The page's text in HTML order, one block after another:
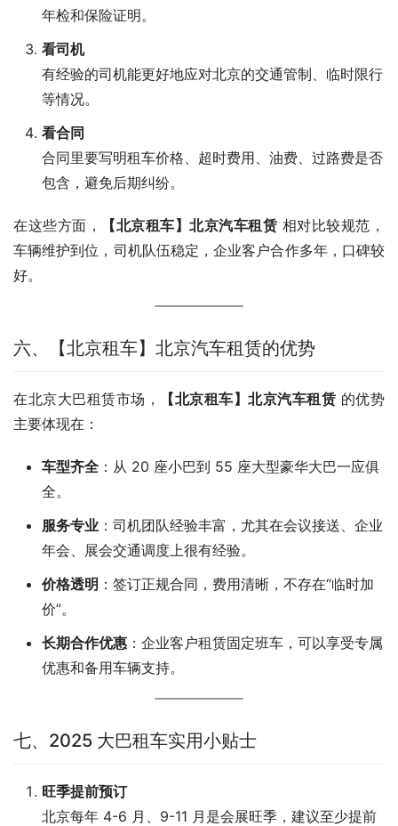
年检和保险证明。
看司机
有经验的司机能更好地应对北京的交通管制、临时限行
等情况。
看合同
合同里要写明租车价格、超时费用、油费、过路费是否
包含，避免后期纠纷。
在这些方面， 【北京租车】北京汽车租赁 相对比较规范，
车辆维护到位，司机队伍稳定，企业客户合作多年，口碑较
好。
六、【北京租车】北京汽车租赁的优势
在北京大巴租赁市场， 【北京租车】北京汽车租赁 的优势
主要体现在：
车型齐全 ：从 20 座小巴到 55 座大型豪华大巴一应俱
全。
服务专业 ：司机团队经验丰富，尤其在会议接送、企业
年会、展会交通调度上很有经验。
价格透明 ：签订正规合同，费用清晰，不存在“临时加
价”。
长期合作优惠 ：企业客户租赁固定班车，可以享受专属
优惠和备用车辆支持。
七、2025 大巴租车实用小贴士
旺季提前预订
北京每年 4-6 月、9-11 月是会展旺季，建议至少提前